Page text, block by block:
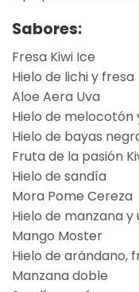
Sabores:
Fresa Kiwi Ice
Hielo de lichi y fresa
Aloe Aera Uva
Hielo de melocotón
Hielo de bayas
Fruta de la pasión
Hielo de sandía
Mora Pome Cereza
Hielo de manzana y
Mango Moster
Hielo de arándano,
Manzana doble